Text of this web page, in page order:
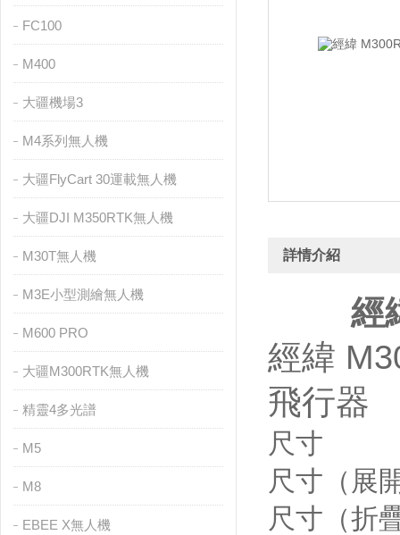
FC100
M400
大疆機場3
M4系列無人機
大疆FlyCart 30運載無人機
大疆DJI M350RTK無人機
M30T無人機
M3E小型測繪無人機
M600 PRO
大疆M300RTK無人機
精靈4多光譜
M5
M8
EBEE X無人機
詳情介紹
經
經緯
飛行器
尺寸
尺寸（展
尺寸（折